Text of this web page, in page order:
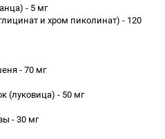
- 5 мг
и хром пиколинат) - 120
- 70 мг
(луковица) - 50 мг
- 30 мг